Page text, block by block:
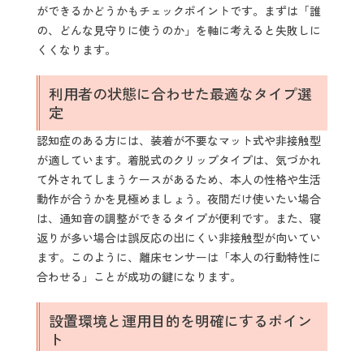
ができるかどうかもチェックポイントです。まずは「誰
の、どんな見守りに使うのか」を軸に考えると失敗しに
くくなります。
利用者の状態に合わせた最適なタイプ選
定
認知症のある方には、装着が不要なマット式や非接触型
が適しています。着脱式のクリップタイプは、気づかれ
て外されてしまうケースがあるため、本人の性格や生活
動作が合うかを見極めましょう。夜間だけ使いたい場合
は、通知音の調整ができるタイプが便利です。また、寝
返りが多い場合は誤反応の出にくい非接触型が向いてい
ます。このように、離床センサーは「本人の行動特性に
合わせる」ことが成功の鍵になります。
設置環境と運用目的を明確にするポイン
ト